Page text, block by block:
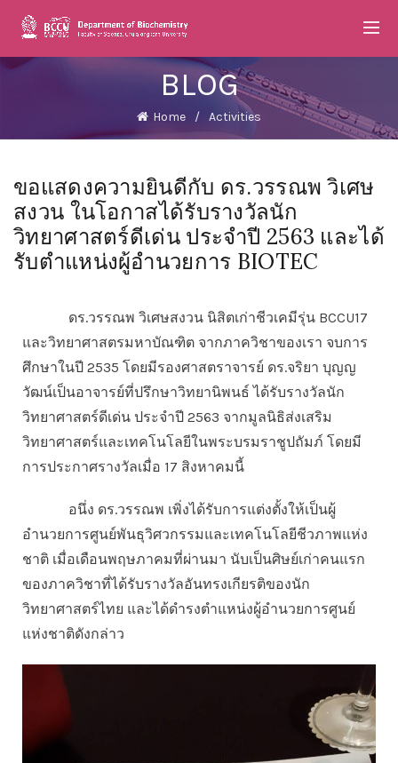
BLOG
Home Activities
ขอแสดงความยินดีกับ ดร.วรรณพ วิเศษ
สงวน ในโอกาสได้รับรางวัลนัก
วิทยาศาสตร์ดีเด่น ประจำปี 2563 และได้
รับตำแหน่งผู้อำนวยการ BIOTEC
ดร.วรรณพ วิเศษสงวน นิสิตเก่าชีวเคมีรุ่น BCCU17
และวิทยาศาสตรมหาบัณฑิต จากภาควิชาของเรา จบการ
ศึกษาในปี 2535 โดยมีรองศาสตราจารย์ ดร.จริยา บุญญ
วัฒน์เป็นอาจารย์ที่ปรึกษาวิทยานิพนธ์ ได้รับรางวัลนัก
วิทยาศาสตร์ดีเด่น ประจำปี 2563 จากมูลนิธิส่งเสริม
วิทยาศาสตร์และเทคโนโลยีในพระบรมราชูปถัมภ์ โดยมี
การประกาศรางวัลเมื่อ 17 สิงหาคมนี้
อนึ่ง ดร.วรรณพ เพิ่งได้รับการแต่งตั้งให้เป็นผู้
อำนวยการศูนย์พันธุวิศวกรรมและเทคโนโลยีชีวภาพแห่ง
ชาติ เมื่อเดือนพฤษภาคมที่ผ่านมา นับเป็นศิษย์เก่าคนแรก
ของภาควิชาที่ได้รับรางวัลอันทรงเกียรติของนัก
วิทยาศาสตร์ไทย และได้ดำรงตำแหน่งผู้อำนวยการศูนย์
แห่งชาติดังกล่าว